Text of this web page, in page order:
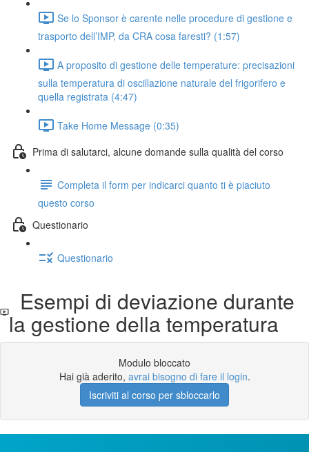
Se lo Sponsor è carente nelle procedure di gestione e
trasporto dell’IMP, da CRA cosa faresti? (1:57)
A proposito di gestione delle temperature: precisazioni
sulla temperatura di oscillazione naturale del frigorifero e
quella registrata (4:47)
Take Home Message (0:35)
Prima di salutarci, alcune domande sulla qualità del corso
Completa il form per indicarci quanto ti è piaciuto
questo corso
Questionario
Questionario
Esempi di deviazione durante
la gestione della temperatura
Modulo bloccato
Hai già aderito, avrai bisogno di fare il login.
Iscriviti al corso per sbloccarlo